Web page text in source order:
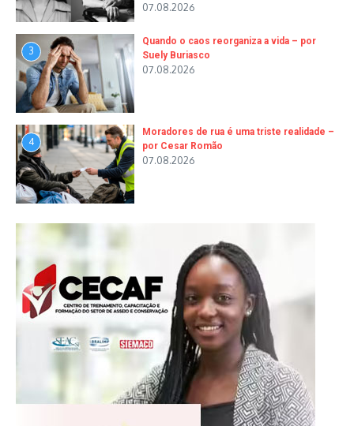
07.08.2026
3
Quando o caos reorganiza a vida – por
Suely Buriasco
07.08.2026
4
Moradores de rua é uma triste realidade –
por Cesar Romão
07.08.2026